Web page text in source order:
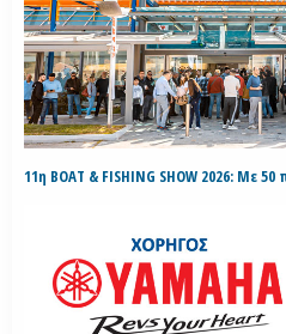
11η BOAT & FISHING SHOW 2026: Με